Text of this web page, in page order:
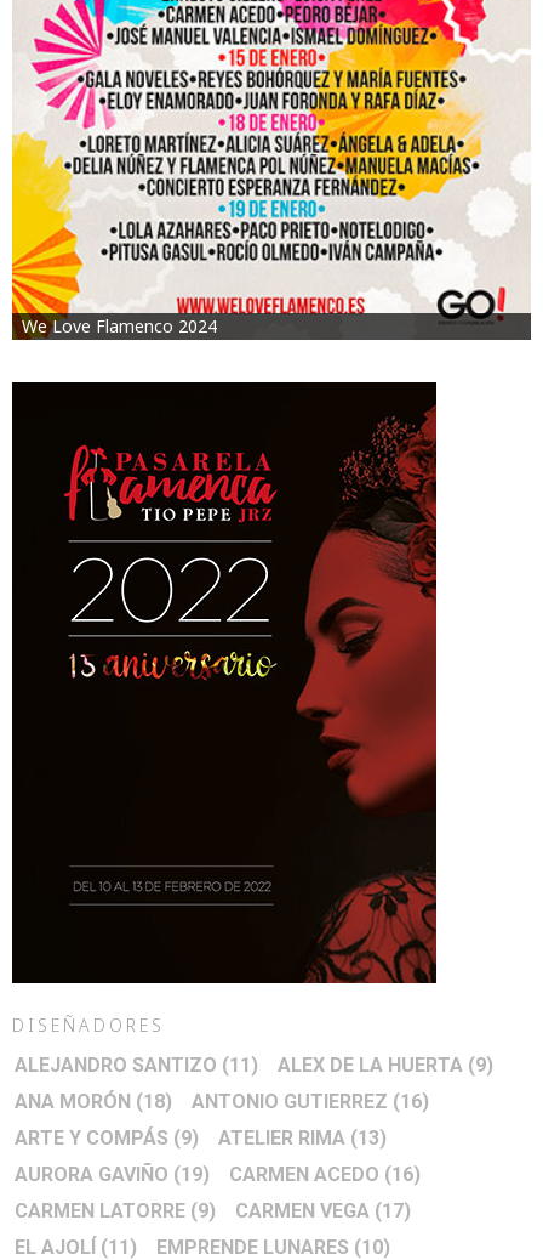
We Love Flamenco 2024
DISEÑADORES
ALEJANDRO SANTIZO (11) ALEX DE LA HUERTA (9)
ANA MORÓN (18) ANTONIO GUTIERREZ (16)
ARTE Y COMPÁS (9) ATELIER RIMA (13)
AURORA GAVIÑO (19) CARMEN ACEDO (16)
CARMEN LATORRE (9) CARMEN VEGA (17)
EL AJOLÍ (11) EMPRENDE LUNARES (10)